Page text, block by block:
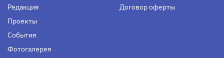
Редакция
Проекты
События
Фотогалерея
Договор оферты